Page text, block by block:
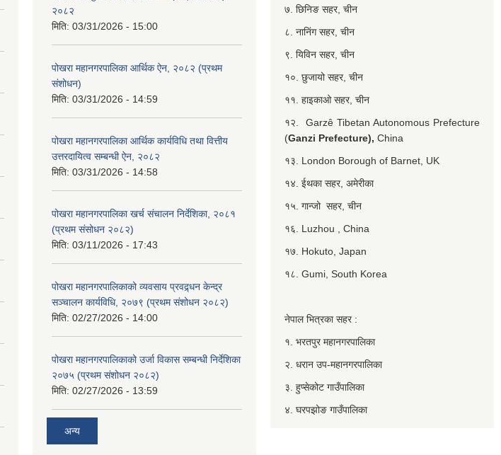
२०८२
मिति: 03/31/2026 - 15:00
पोखरा महानगरपालिका आर्थिक ऐन, २०८२ (प्रथम
संशोधन)
मिति: 03/31/2026 - 14:59
पोखरा महानगरपालिका आर्थिक कार्यविधि तथा वित्तीय
उत्तरदायित्व सम्बन्धी ऐन, २०८२
मिति: 03/31/2026 - 14:58
पोखरा महानगरपालिका खर्च संचालन निर्देशिका, २०८१
(प्रथम संसोधन २०८२)
मिति: 03/11/2026 - 17:43
पोखरा महानगरपालिकाको व्यवसाय प्रवद्र्धन केन्द्र
सञ्चालन कार्यविधि, २०७९ (प्रथम संशोधन २०८२)
मिति: 02/27/2026 - 14:00
पोखरा महानगरपालिकाको उर्जा विकास सम्बन्धी निर्देशिका
२०७५ (प्रथम संशोधन २०८२)
मिति: 02/27/2026 - 13:59
अन्य
७. छिनिङ सहर, चीन
८. नानिंग सहर, चीन
९. यिविन सहर, चीन
१०. छुजायो सहर, चीन
११. हाइकाओ सहर, चीन
१२. Garzê Tibetan Autonomous Prefecture
(Ganzi Prefecture), China
१३. London Borough of Barnet, UK
१४. ईथका सहर, अमेरीका
१५. गान्जो सहर, चीन
१६. Luzhou , China
१७. Hokuto, Japan
१८. Gumi, South Korea
नेपाल भित्रका सहर :
१. भरतपुर महानगरपालिका
२. धरान उप-महानगरपालिका
३. हुप्सेकोट गाउँपालिका
४. घरपझोङ गाउँपालिका